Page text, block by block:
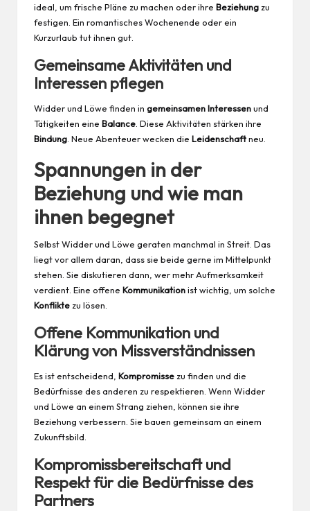
ideal, um frische Pläne zu machen oder ihre Beziehung zu
festigen. Ein romantisches Wochenende oder ein
Kurzurlaub tut ihnen gut.
Gemeinsame Aktivitäten und
Interessen pflegen
Widder und Löwe finden in gemeinsamen Interessenund
Tätigkeiten eine Balance . Diese Aktivitäten stärken ihre
Bindung . Neue Abenteuer wecken die Leidenschaftneu.
Spannungen in der
Beziehung und wie man
ihnen begegnet
Selbst Widder und Löwe geraten manchmal in Streit. Das
liegt vor allem daran, dass sie beide gerne im Mittelpunkt
stehen. Sie diskutieren dann, wer mehr Aufmerksamkeit
verdient. Eine offene Kommunikationist wichtig, um solche
Konflikte zu lösen.
Offene Kommunikation und
Klärung von Missverständnissen
Es ist entscheidend, Kompromisse zu finden und die
Bedürfnisse des anderen zu respektieren. Wenn Widder
und Löwe an einem Strang ziehen, können sie ihre
Beziehung verbessern. Sie bauen gemeinsam an einem
Zukunftsbild.
Kompromissbereitschaft und
Respekt für die Bedürfnisse des
Partners